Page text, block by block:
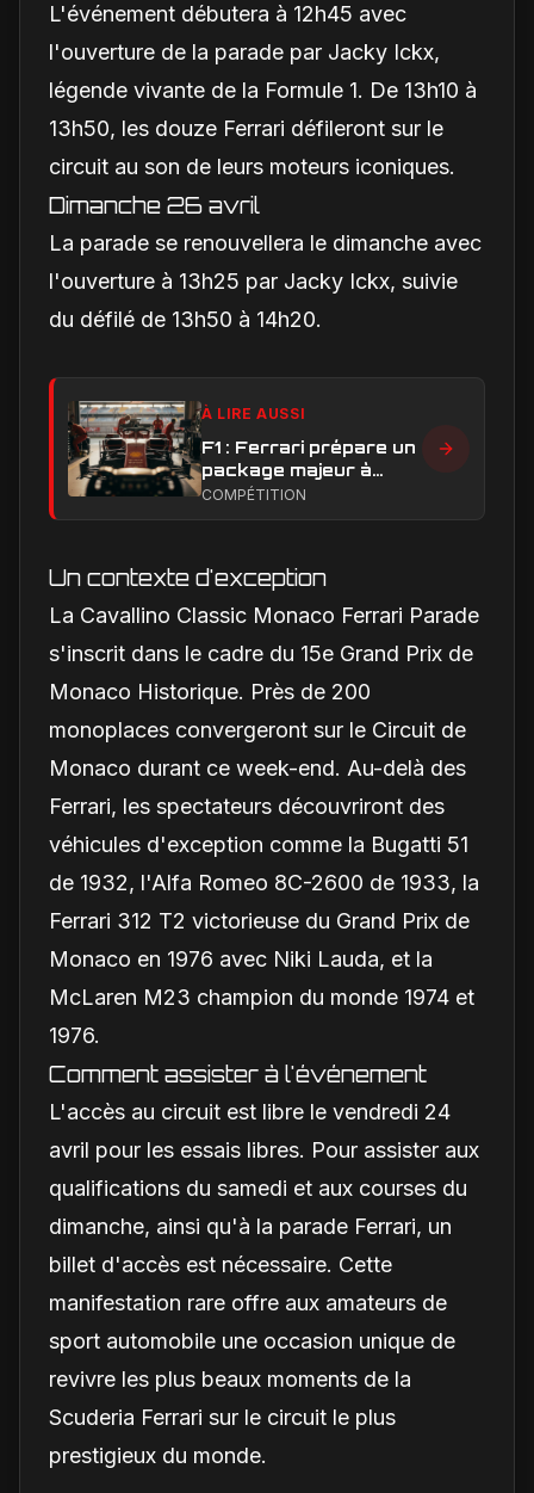
L'événement débutera à 12h45 avec
l'ouverture de la parade par Jacky Ickx,
légende vivante de la Formule 1. De 13h10 à
13h50, les douze Ferrari défileront sur le
circuit au son de leurs moteurs iconiques.
Dimanche 26 avril
La parade se renouvellera le dimanche avec
l'ouverture à 13h25 par Jacky Ickx, suivie
du défilé de 13h50 à 14h20.
À LIRE AUSSI
F1 : Ferrari prépare un
package majeur à
Barcelone, un test
décisif pour la SF-26
COMPÉTITION
Un contexte d'exception
La Cavallino Classic Monaco Ferrari Parade
s'inscrit dans le cadre du 15e Grand Prix de
Monaco Historique. Près de 200
monoplaces convergeront sur le Circuit de
Monaco durant ce week-end. Au-delà des
Ferrari, les spectateurs découvriront des
véhicules d'exception comme la Bugatti 51
de 1932, l'Alfa Romeo 8C-2600 de 1933, la
Ferrari 312 T2 victorieuse du Grand Prix de
Monaco en 1976 avec Niki Lauda, et la
McLaren M23 champion du monde 1974 et
1976.
Comment assister à l'événement
L'accès au circuit est libre le vendredi 24
avril pour les essais libres. Pour assister aux
qualifications du samedi et aux courses du
dimanche, ainsi qu'à la parade Ferrari, un
billet d'accès est nécessaire. Cette
manifestation rare offre aux amateurs de
sport automobile une occasion unique de
revivre les plus beaux moments de la
Scuderia Ferrari sur le circuit le plus
prestigieux du monde.